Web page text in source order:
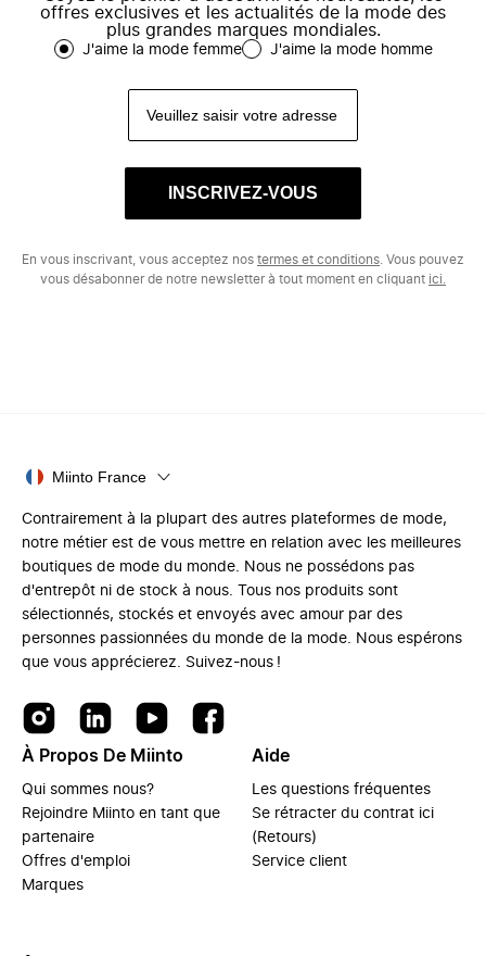
offres exclusives et les actualités de la mode des
plus grandes marques mondiales.
J'aime la mode femme J'aime la mode homme
INSCRIVEZ-VOUS
En vous inscrivant, vous acceptez nos termes et conditions . Vous pouvez
vous désabonner de notre newsletter à tout moment en cliquant ici.
Miinto France
Contrairement à la plupart des autres plateformes de mode,
notre métier est de vous mettre en relation avec les meilleures
boutiques de mode du monde. Nous ne possédons pas
d'entrepôt ni de stock à nous. Tous nos produits sont
sélectionnés, stockés et envoyés avec amour par des
personnes passionnées du monde de la mode. Nous espérons
que vous apprécierez. Suivez-nous !
À Propos De Miinto
Qui sommes nous?
Rejoindre Miinto en tant que
partenaire
Offres d'emploi
Marques
Aide
Les questions fréquentes
Se rétracter du contrat ici
(Retours)
Service client